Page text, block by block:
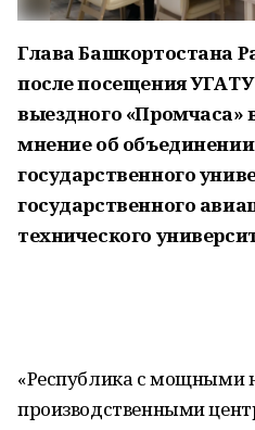
Глава Башкортостана
после посещения УГАТУ
выездного «Промчаса»
мнение об
государственного
государственного
технического
«Республика с мощными
производственными